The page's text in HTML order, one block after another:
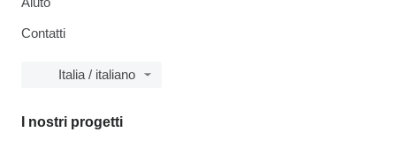
Contatti
Italia / italiano
I nostri progetti